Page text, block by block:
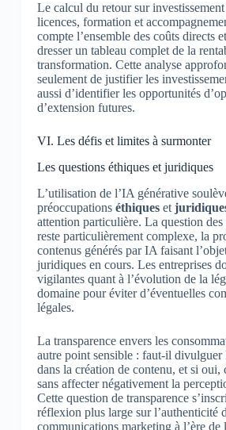
Le calcul du retour sur
licences, formation et
compte l’ensemble des coûts directs
dresser un tableau complet de la
transformation. Cette analyse
seulement de justifier les
aussi d’identifier les opportunités
d’extension futures.
VI. Les défis et limites à surmonter
Les questions éthiques et juridiques
L’utilisation de l’IA générative
préoccupations éthiqueset
attention particulière. La question des
reste particulièrement complexe, la
contenus générés par IA faisant
juridiques en cours. Les entreprises
vigilantes quant à l’évolution de la
domaine pour éviter d’éventuelles
légales.
La transparence envers les
autre point sensible : faut-il divulguer
dans la création de contenu, et si oui,
sans affecter négativement la
Cette question de transparence
réflexion plus large sur l’authenticité
communications marketing à l’ère de